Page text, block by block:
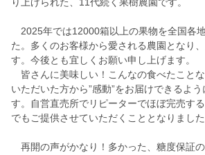
2025年では12000箱以上の果物を全国各
た。多くのお客様から愛される農園となり
す。今後とも宜しくお願い申し上げます。
皆さんに美味しい！こんなの食べたこと
いただいた方から”感動”をお届けできるよ
す。自営直売所でリピーターでほぼ完売す
でもご提供させていただくこととなりました
再開の声がかなり！多かった、糖度保証